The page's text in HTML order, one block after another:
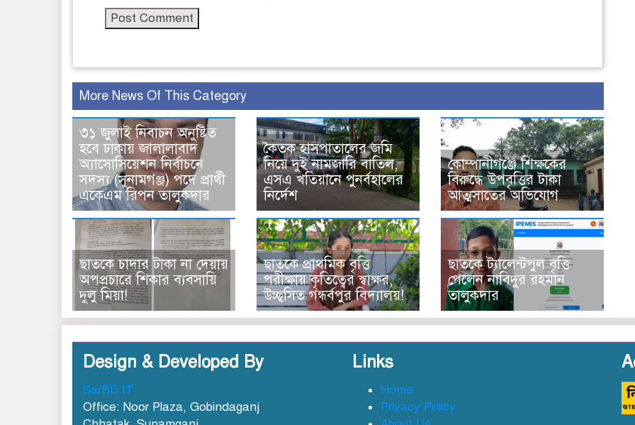
More News Of This Category
৩১ জুলাই নিবাচন অনু‌ষ্টিত
হ‌বে ঢাকায় জালালাবাদ
অ্যাসোসিয়েশন নির্বাচনে
সদস্য (সুনামগঞ্জ) পদে প্রার্থী
একেএম রিপন তালুকদার
কৈতক হাসপাতালের জমি
নিয়ে দুই নামজারি বাতিল,
এসএ খতিয়ানে পুনর্বহালের
নির্দেশ
কোম্পানীগঞ্জে শিক্ষকের
বিরুদ্ধে উপবৃত্তির টাকা
আত্মসাতের অভিযোগ
ছাত‌কে চাদার টাকা না দেয়ায়
অপপ্রচারে শিকার ব‌্যবসা‌য়ি
দুলু‌ মিয়া!
ছাতকে প্রাথমিক বৃত্তি
পরীক্ষায় কৃতিত্বের স্বাক্ষর,
উচ্ছ্বসিত গন্ধর্বপুর বিদ্যালয়!
ছাতকে ট্যালেন্টপুল বৃত্তি
পেলেন নাবিদুর রহমান
তালুকদার
Design & Developed By
SarBD IT
Office: Noor Plaza, Gobindaganj
Links
Home
Privacy Policy